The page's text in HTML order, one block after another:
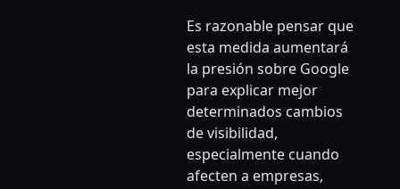
Es razonable pensar que
esta medida aumentará
la presión sobre Google
para explicar mejor
determinados cambios
de visibilidad,
especialmente cuando
afecten a empresas,